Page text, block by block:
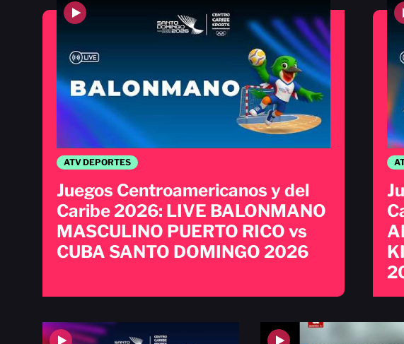
ATV DEPORTES
Juegos Centroamericanos y del
Caribe 2026: LIVE BALONMANO
MASCULINO PUERTO RICO vs
CUBA SANTO DOMINGO 2026